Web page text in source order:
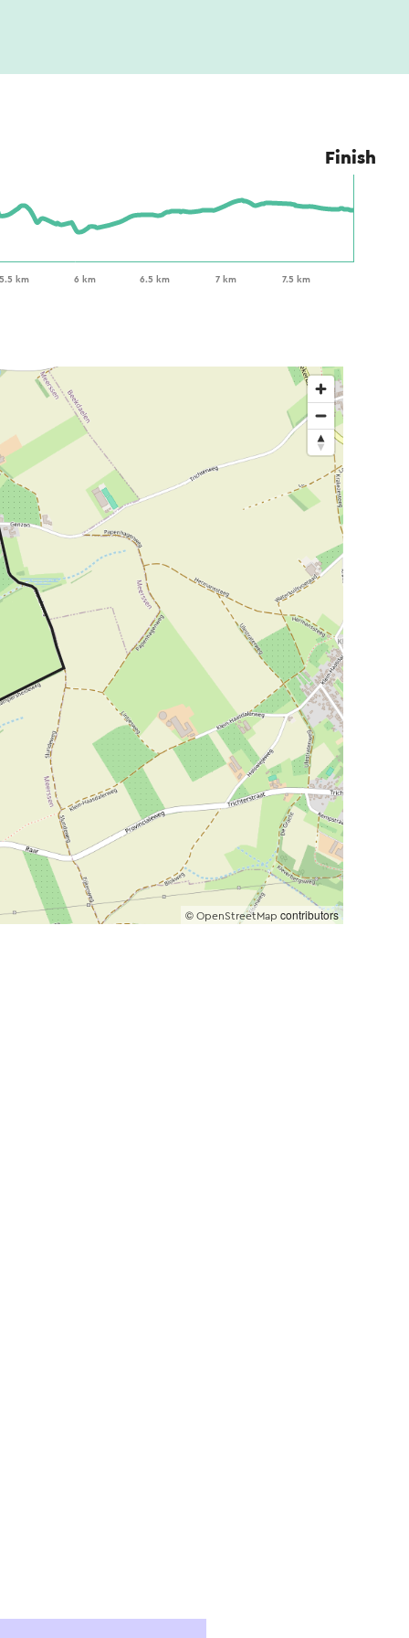
Finish
© OpenStreetMap contributors